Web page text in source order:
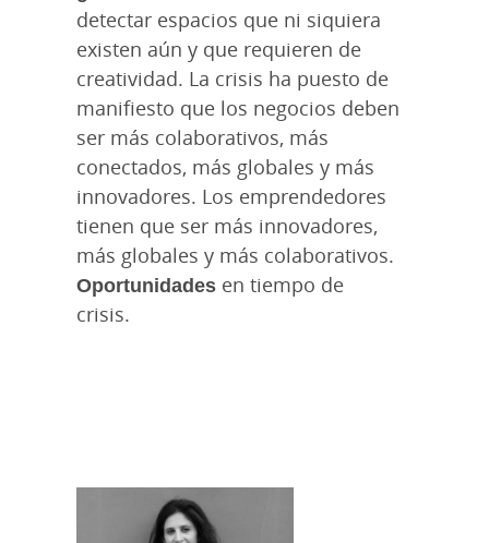
detectar espacios que ni siquiera
existen aún y que requieren de
creatividad. La crisis ha puesto de
manifiesto que los negocios deben
ser más colaborativos, más
conectados, más globales y más
innovadores. Los emprendedores
tienen que ser más innovadores,
más globales y más colaborativos.
Oportunidades en tiempo de
crisis.